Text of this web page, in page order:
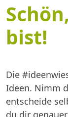
bist!
Die
Ideen. Nimm
entscheide
du dir